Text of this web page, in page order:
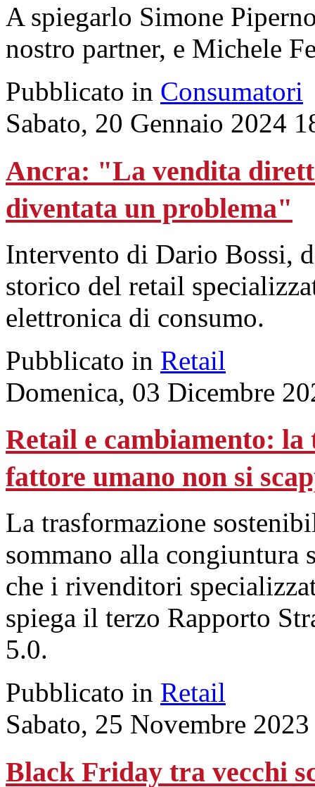
A spiegarlo Simone
nostro partner, e Michele
Pubblicato in Consumatori
Sabato, 20 Gennaio 2024
Ancra: "La vendita
diventata un problema"
Intervento di Dario Bossi,
storico del retail
elettronica di consumo.
Pubblicato in Retail
Domenica, 03 Dicembre
Retail e cambiamento:
fattore umano non si
La trasformazione
sommano alla congiuntura
che i rivenditori
spiega il terzo Rapporto
5.0.
Pubblicato in Retail
Sabato, 25 Novembre
Black Friday tra vecchi